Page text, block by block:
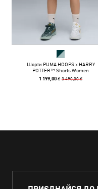
Шорти PUMA HOOPS x HARRY
POTTER™ Shorts Women
1 199,00 ₴3 490,00 ₴